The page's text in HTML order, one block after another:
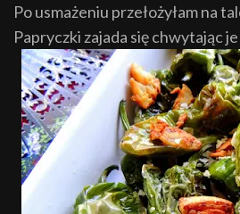
Po usmażeniu przełożyłam na
Papryczki zajada się chwytając